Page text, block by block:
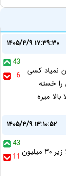
۱۴۰۵/۴/۹ ۱۷:۳۹:۳۰
43
6
بیرون نمیاد کسی
را خسته
میره
۱۴۰۵/۴/۹ ۱۳:۱۰:۵۲
43
11 سفت بچسبید به دلارها وطلاهاتتون آخرسال طلا زیر ۳۰ میلیون